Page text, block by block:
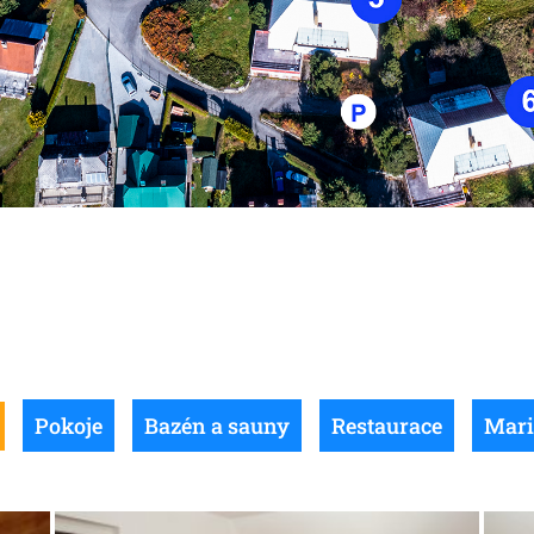
Pokoje Bazén a sauny Restaurace